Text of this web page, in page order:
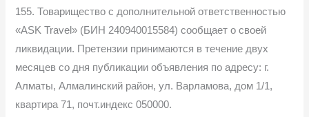
155. Товарищество с дополнительной ответственностью
«ASK Travel» (БИН 240940015584) сообщает о своей
ликвидации. Претензии принимаются в течение двух
месяцев со дня публикации объявления по адресу: г.
Алматы, Алмалинский район, ул. Варламова, дом 1/1,
квартира 71, почт.индекс 050000.